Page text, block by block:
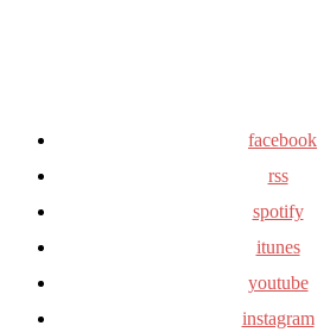
facebook
rss
spotify
itunes
youtube
instagram